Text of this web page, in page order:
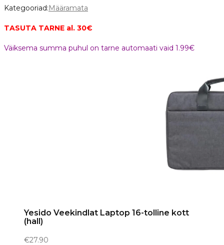
Kategooriad:Määramata
TASUTA TARNE al. 30€
Väiksema summa puhul on tarne automaati vaid 1.99€
Yesido Veekindlat Laptop 16-tolline kott
(hall)
€27.90